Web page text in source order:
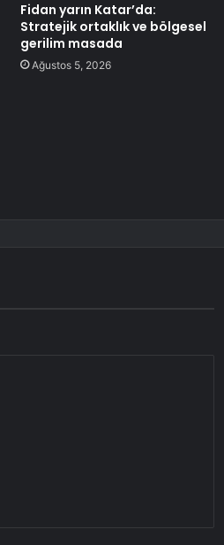
Fidan yarın Katar’da:
Stratejik ortaklık ve bölgesel
gerilim masada
Ağustos 5, 2026